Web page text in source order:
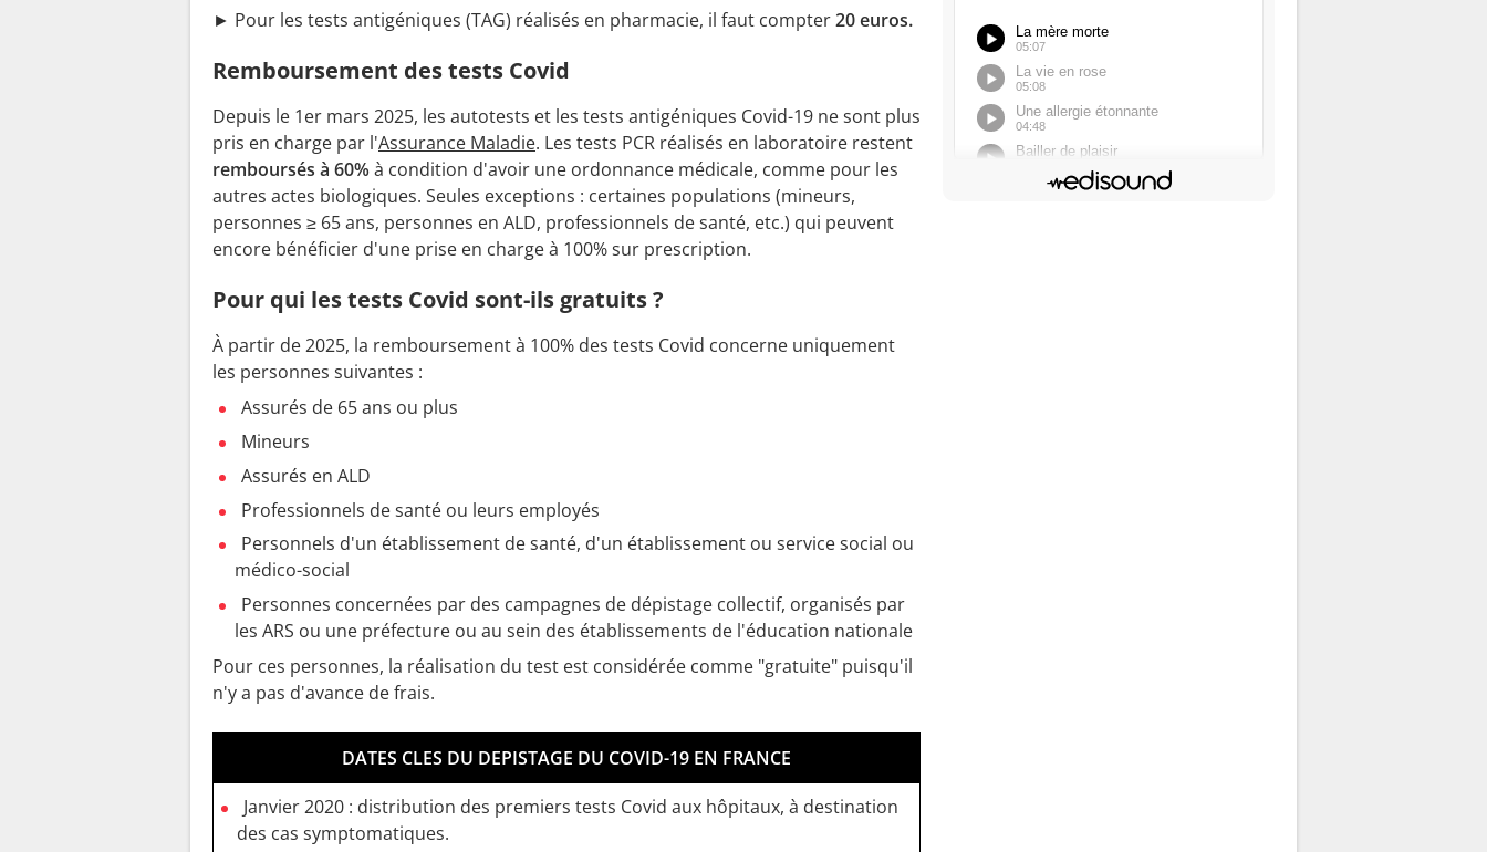
► Pour les tests antigéniques (TAG) réalisés en pharmacie, il faut compter20 euros.
Remboursement des tests Covid
Depuis le 1er mars 2025, les autotests et les tests antigéniques Covid-19 ne sont plus
pris en charge par l'Assurance Maladie. Les tests PCR réalisés en laboratoire restent
remboursés à 60%à condition d'avoir une ordonnance médicale, comme pour les
autres actes biologiques. Seules exceptions : certaines populations (mineurs,
personnes ≥ 65 ans, personnes en ALD, professionnels de santé, etc.) qui peuvent
encore bénéficier d'une prise en charge à 100% sur prescription.
Pour qui les tests Covid sont-ils gratuits ?
À partir de 2025, la remboursement à 100% des tests Covid concerne uniquement
les personnes suivantes :
Assurés de 65 ans ou plus
Mineurs
Assurés en ALD
Professionnels de santé ou leurs employés
Personnels d'un établissement de santé, d'un établissement ou service social ou
médico-social
Personnes concernées par des campagnes de dépistage collectif, organisés par
les ARS ou une préfecture ou au sein des établissements de l'éducation nationale
Pour ces personnes, la réalisation du test est considérée comme "gratuite" puisqu'il
n'y a pas d'avance de frais.
DATES CLES DU DEPISTAGE DU COVID-19 EN FRANCE
Janvier 2020 : distribution des premiers tests Covid aux hôpitaux, à destination
des cas symptomatiques.